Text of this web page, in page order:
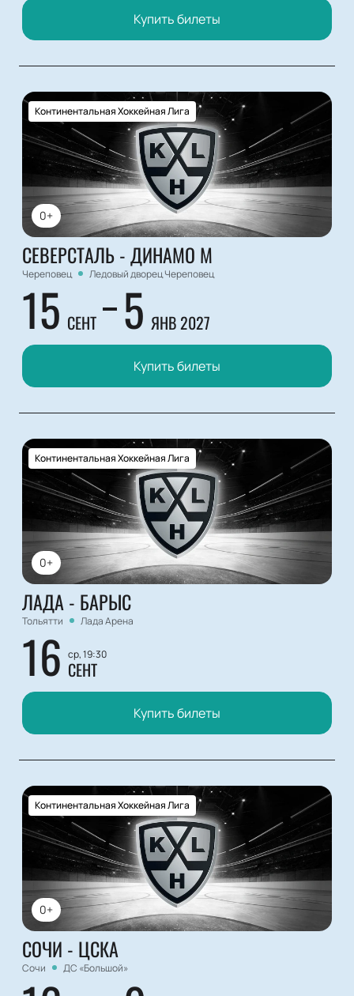
Купить билеты
0+
Континентальная Хоккейная Лига
СЕВЕРСТАЛЬ - ДИНАМО М
Череповец Ледовый дворец Череповец
15 СЕНТ 5 ЯНВ 2027
Купить билеты
0+
Континентальная Хоккейная Лига
ЛАДА - БАРЫС
Тольятти Лада Арена
16 ср, 19:30
СЕНТ
Купить билеты
0+
Континентальная Хоккейная Лига
СОЧИ - ЦСКА
Сочи ДС «Большой»